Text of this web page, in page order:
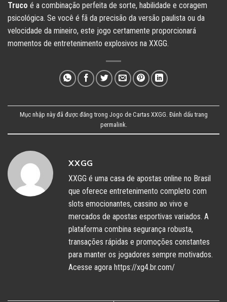
Truco é a combinação perfeita de sorte, habilidade e coragem
psicológica. Se você é fã da precisão da versão paulista ou da
velocidade da mineiro, este jogo certamente proporcionará
momentos de entretenimento explosivos na XXGG.
Mục nhập này đã được đăng trong Jogo de Cartas XXGG . Đánh dấu trang
permalink
XXGG
XXGG é uma casa de apostas online no Brasil
que oferece entretenimento completo com
slots emocionantes, cassino ao vivo e
mercados de apostas esportivas variados. A
plataforma combina segurança robusta,
transações rápidas e promoções constantes
para manter os jogadores sempre motivados.
Acesse agora https://xg4.br.com/